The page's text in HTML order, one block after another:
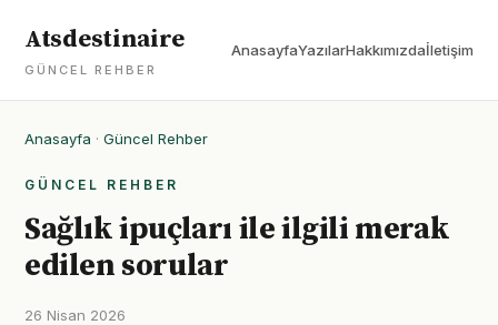
Atsdestinaire
GÜNCEL REHBER
AnasayfaYazılarHakkımızdaİletişim
Anasayfa · Güncel Rehber
GÜNCEL REHBER
Sağlık ipuçları ile ilgili merak
edilen sorular
26 Nisan 2026